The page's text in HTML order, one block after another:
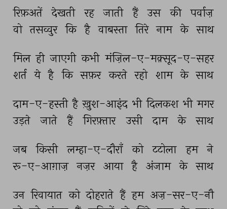
रिफ़अतें देखती रह जाती हैं उस की
पर्वाज़
वो तसव्वुर कि है वाबस्ता तिरे नाम के साथ
मिल ही जाएगी कभी मंज़िल-ए-मक़्सूद-ए-सहर
शर्त ये है कि सफ़र करते रहो शाम के साथ
दाम-ए-हस्ती है ख़ुश-आइंद भी दिलकश भी मगर
उड़ते
जाते हैं गिरफ़्तार उसी दाम के साथ
जब किसी लम्हा-ए-दौराँ को टटोला हम
ने
रू-ए-आग़ाज़ नज़र आया है अंजाम के साथ
उन रिवायात को दोहराते हैं हम अज़-सर-ए-नौ